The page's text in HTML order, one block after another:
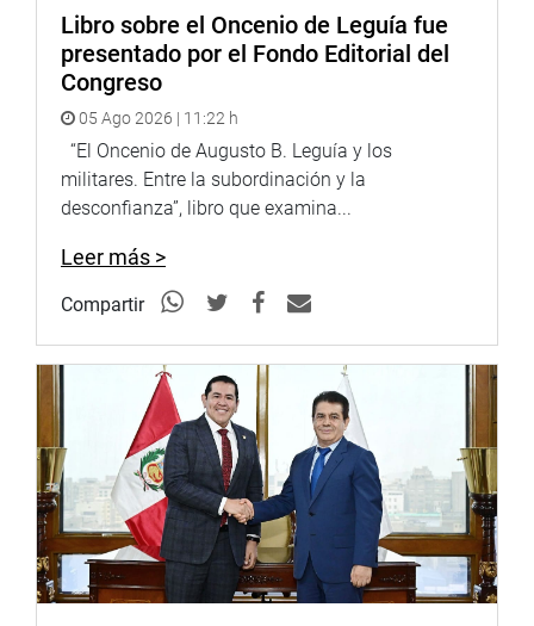
programa de créditos, de la mano con la Contraloría, con
el objetivo de salvaguardar los recursos de todos los
peruanos.
Finalmente, Zarate anunció la realización del Primer
Webinar titulado: “Reactivación y Fortalecimiento del
Comercio Exterior”, organizado por la comisión que
preside y por Adex, que se realizará el viernes 3 de julio,
participación del ministro de Comercio Exterior y Turismo,
Edgar Vásquez Vela, y, del presidente del gremio de
exportadores, Erik Fischer Llanos.
Lima, 1 de julio de 2020
DESPACHO CONGRESAL
Libro sobre el Oncenio de Leguía fue
presentado por el Fondo Editorial del
Congreso
05 Ago 2026 | 11:22 h
“El Oncenio de Augusto B. Leguía y los
militares. Entre la subordinación y la
desconfianza”, libro que examina...
Leer más >
Compartir